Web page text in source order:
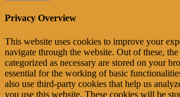
Privacy Overview
This website uses cookies to improve your
navigate through the website. Out of these,
categorized as necessary are stored on your
essential for the working of basic
also use third-party cookies that help us
you use this website. These cookies will be